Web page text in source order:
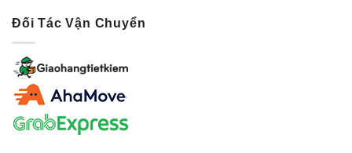
Đối Tác Vận Chuyển